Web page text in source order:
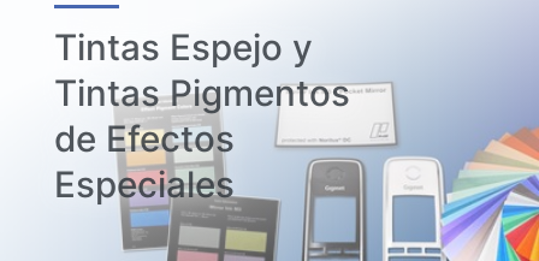
Tintas Pigmentos
de Efectos
Especiales